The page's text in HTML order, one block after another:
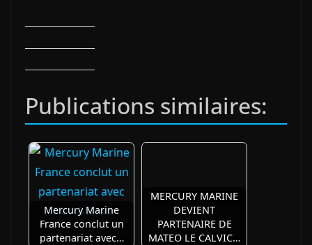
Publications similaires:
Mercury Marine
France conclut un
partenariat avec…
MERCURY MARINE
DEVIENT
PARTENAIRE DE
MATEO LE CALVIC…